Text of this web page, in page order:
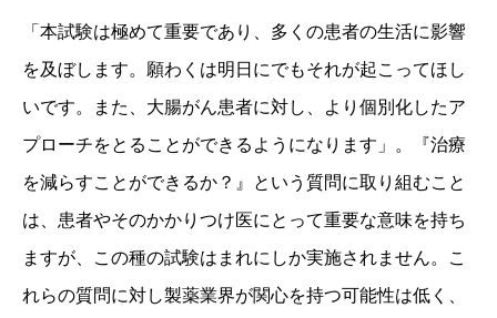
「本試験は極めて重要であり、多くの患者の生活に影響
を及ぼします。願わくは明日にでもそれが起こってほし
いです。また、大腸がん患者に対し、より個別化したア
プローチをとることができるようになります」。『治療
を減らすことができるか？』という質問に取り組むこと
は、患者やそのかかりつけ医にとって重要な意味を持ち
ますが、この種の試験はまれにしか実施されません。こ
れらの質問に対し製薬業界が関心を持つ可能性は低く、